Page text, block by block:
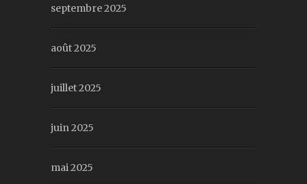
septembre 2025
août 2025
juillet 2025
juin 2025
mai 2025